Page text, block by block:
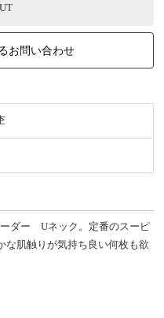
お問い合わせ
ーダー Uネック。定番のスーピ
な肌触りが気持ち良い何枚も欲